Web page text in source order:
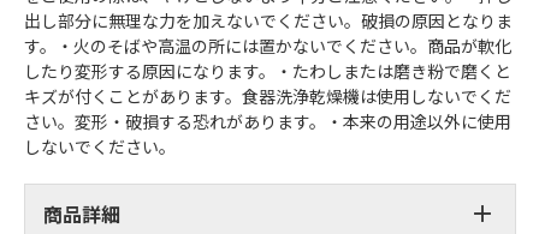
出し部分に無理な力を加えないでください。破損の原因となりま
す。・火のそばや高温の所には置かないでください。商品が軟化
したり変形する原因になります。・たわしまたは磨き粉で磨くと
キズが付くことがあります。食器洗浄乾燥機は使用しないでくだ
さい。変形・破損する恐れがあります。・本来の用途以外に使用
しないでください。
商品詳細